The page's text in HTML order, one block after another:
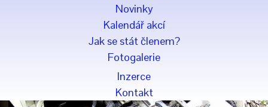
Novinky
Kalendář akcí
Jak se stát členem?
Fotogalerie
Inzerce
Kontakt